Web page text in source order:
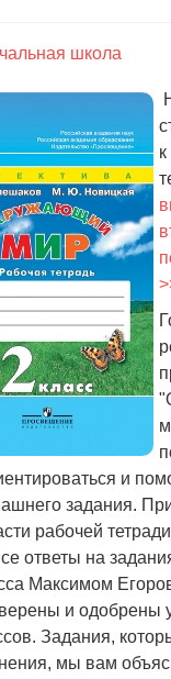
школа
и
задания.
рабочей
ответы на
Максимом
и одобрены
Задания,
мы вам